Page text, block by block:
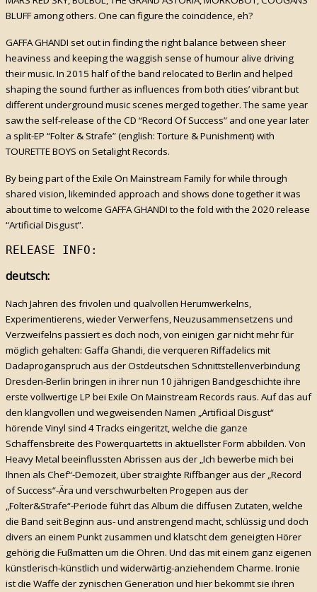
BLUFF among others. One can figure the coincidence, eh?
GAFFA GHANDI set out in finding the right balance between sheer
heaviness and keeping the waggish sense of humour alive driving
their music. In 2015 half of the band relocated to Berlin and helped
shaping the sound further as influences from both cities’ vibrant but
different underground music scenes merged together. The same year
saw the self-release of the CD “Record Of Success” and one year later
a split-EP “Folter & Strafe” (english: Torture & Punishment) with
TOURETTE BOYS on Setalight Records.
By being part of the Exile On Mainstream Family for while through
shared vision, likeminded approach and shows done together it was
about time to welcome GAFFA GHANDI to the fold with the 2020 release
“Artificial Disgust”.
RELEASE INFO:
deutsch:
Nach Jahren des frivolen und qualvollen Herumwerkelns,
Experimentierens, wieder Verwerfens, Neuzusammensetzens und
Verzweifelns passiert es doch noch, von einigen gar nicht mehr für
möglich gehalten: Gaffa Ghandi, die verqueren Riffadelics mit
Dadaproganspruch aus der Ostdeutschen Schnittstellenverbindung
Dresden-Berlin bringen in ihrer nun 10 jährigen Bandgeschichte ihre
erste vollwertige LP bei Exile On Mainstream Records raus. Auf das auf
den klangvollen und wegweisenden Namen „Artificial Disgust“
hörende Vinyl sind 4 Tracks eingeritzt, welche die ganze
Schaffensbreite des Powerquartetts in aktuellster Form abbilden. Von
Heavy Metal beeinflussten Abrissen aus der „Ich bewerbe mich bei
Ihnen als Chef“-Demozeit, über straighte Riffbanger aus der „Record
of Success“-Ära und verschwurbelten Progepen aus der
„Folter&Strafe“-Periode führt das Album die diffusen Zutaten, welche
die Band seit Beginn aus- und anstrengend macht, schlüssig und doch
divers an einem Punkt zusammen und klatscht dem geneigten Hörer
gehörig die Fußmatten um die Ohren. Und das mit einem ganz eigenen
künstlerisch-künstlich und widerwärtig-anziehendem Charme. Ironie
ist die Waffe der zynischen Generation und hier bekommt sie ihren